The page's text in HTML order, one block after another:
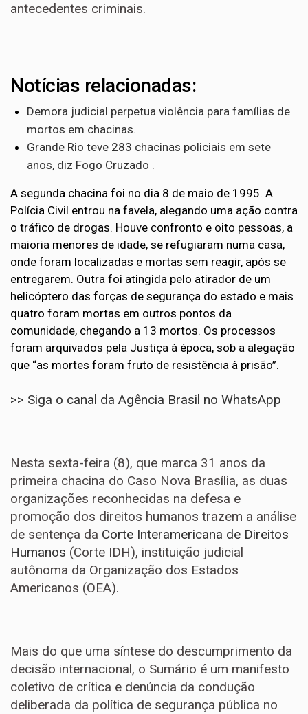
antecedentes criminais.
Notícias relacionadas:
Demora judicial perpetua violência para famílias de
mortos em chacinas.
Grande Rio teve 283 chacinas policiais em sete
anos, diz Fogo Cruzado .
A segunda chacina foi no dia 8 de maio de 1995. A
Polícia Civil entrou na favela, alegando uma ação contra
o tráfico de drogas. Houve confronto e oito pessoas, a
maioria menores de idade, se refugiaram numa casa,
onde foram localizadas e mortas sem reagir, após se
entregarem. Outra foi atingida pelo atirador de um
helicóptero das forças de segurança do estado e mais
quatro foram mortas em outros pontos da
comunidade, chegando a 13 mortos. Os processos
foram arquivados pela Justiça à época, sob a alegação
que “as mortes foram fruto de resistência à prisão”.
>> Siga o canal da Agência Brasil no WhatsApp
Nesta sexta-feira (8), que marca 31 anos da
primeira chacina do Caso Nova Brasília, as duas
organizações reconhecidas na defesa e
promoção dos direitos humanos trazem a análise
de sentença da Corte Interamericana de Direitos
Humanos (Corte IDH), instituição judicial
autônoma da Organização dos Estados
Americanos (OEA).
Mais do que uma síntese do descumprimento da
decisão internacional, o Sumário é um manifesto
coletivo de crítica e denúncia da condução
deliberada da política de segurança pública no